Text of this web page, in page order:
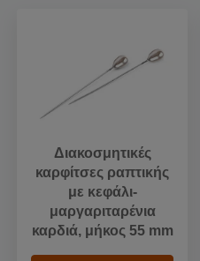
Διακοσμητικές
καρφίτσες ραπτικής
με κεφάλι-
μαργαριταρένια
καρδιά, μήκος 55 mm